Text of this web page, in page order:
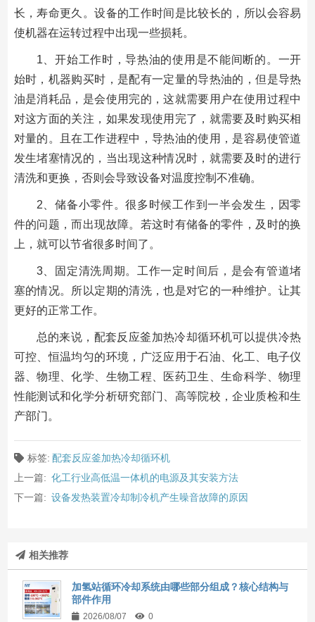
长，寿命更久。设备的工作时间是比较长的，所以会容易
使机器在运转过程中出现一些损耗。
1、开始工作时，导热油的使用是不能间断的。一开
始时，机器购买时，是配有一定量的导热油的，但是导热
油是消耗品，是会使用完的，这就需要用户在使用过程中
对这方面的关注，如果发现使用完了，就需要及时购买相
对量的。且在工作进程中，导热油的使用，是容易使管道
发生堵塞情况的，当出现这种情况时，就需要及时的进行
清洗和更换，否则会导致设备对温度控制不准确。
2、储备小零件。很多时候工作到一半会发生，因零
件的问题，而出现故障。若这时有储备的零件，及时的换
上，就可以节省很多时间了。
3、固定清洗周期。工作一定时间后，是会有管道堵
塞的情况。所以定期的清洗，也是对它的一种维护。让其
更好的正常工作。
总的来说，配套反应釜加热冷却循环机可以提供冷热
可控、恒温均匀的环境，广泛应用于石油、化工、电子仪
器、物理、化学、生物工程、医药卫生、生命科学、物理
性能测试和化学分析研究部门、高等院校，企业质检和生
产部门。
标签: 配套反应釜加热冷却循环机
上一篇: 化工行业高低温一体机的电源及其安装方法
下一篇: 设备发热装置冷却制冷机产生噪音故障的原因
相关推荐
加氢站循环冷却系统由哪些部分组成？核心结构与
部件作用
2026/08/07 0